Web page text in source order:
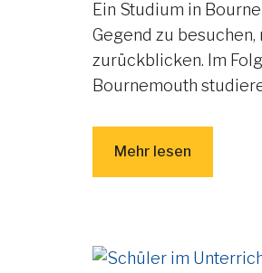
Ein Studium in
Gegend zu
zurückblicken. Im
Bournemouth
Mehr lesen